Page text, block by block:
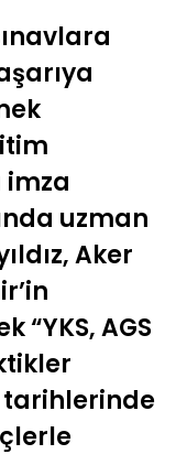
uzman
Aker
“YKS, AGS
tarihlerinde